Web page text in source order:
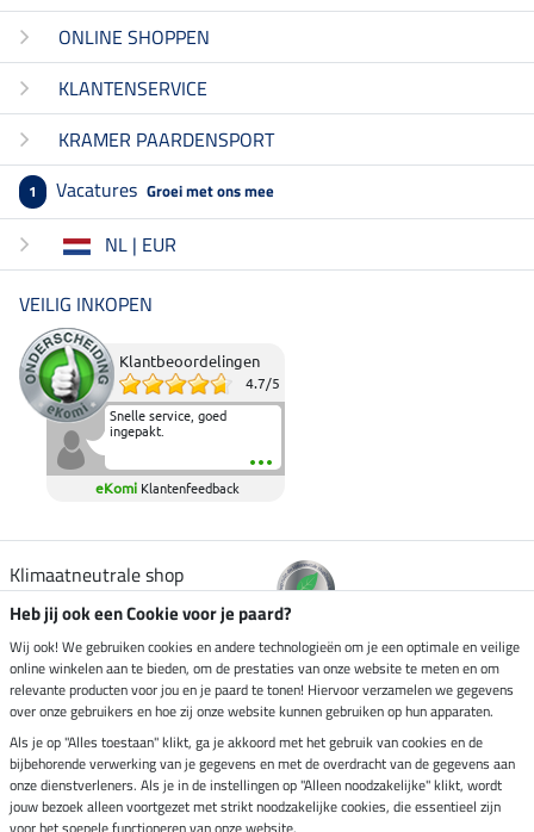
ONLINE SHOPPEN
KLANTENSERVICE
KRAMER PAARDENSPORT
1 Vacatures Groei met ons mee
NL | EUR
VEILIG INKOPEN
Klantbeoordelingen
4.7/5
Snelle service, goed
ingepakt.
eKomi Klantenfeedback
Klimaatneutrale shop
Verzending per
Veilig betalen met
Heb jij ook een Cookie voor je paard?
Wij ook! We gebruiken cookies en andere technologieën om je een optimale en veilige
online winkelen aan te bieden, om de prestaties van onze website te meten en om
relevante producten voor jou en je paard te tonen! Hiervoor verzamelen we gegevens
over onze gebruikers en hoe zij onze website kunnen gebruiken op hun apparaten.
Als je op "Alles toestaan" klikt, ga je akkoord met het gebruik van cookies en de
bijbehorende verwerking van je gegevens en met de overdracht van de gegevens aan
onze dienstverleners. Als je in de instellingen op "Alleen noodzakelijke" klikt, wordt
jouw bezoek alleen voortgezet met strikt noodzakelijke cookies, die essentieel zijn